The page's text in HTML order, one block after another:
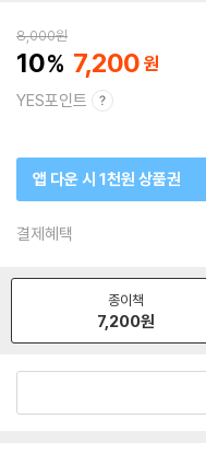
8,000원
10 7,200
YES포인트
앱 다운 시 1천원 상품권
결제혜택
종이책
7,200원